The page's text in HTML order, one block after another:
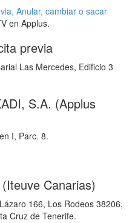
Anular, cambiar o sacar
en Applus.
previa
Las Mercedes, Edificio 3
S.A. (Applus
I, Parc. 8.
Canarias)
166, Los Rodeos 38206,
Cruz de Tenerife.